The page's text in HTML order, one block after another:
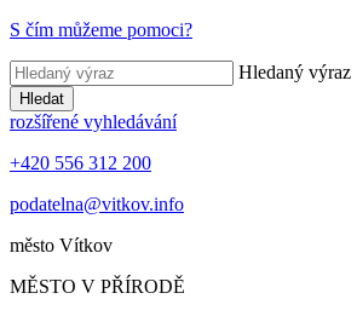
S čím můžeme pomoci?
Hledaný výraz
Hledat
rozšířené vyhledávání
+420 556 312 200
podatelna@vitkov.info
město Vítkov
MĚSTO V PŘÍRODĚ